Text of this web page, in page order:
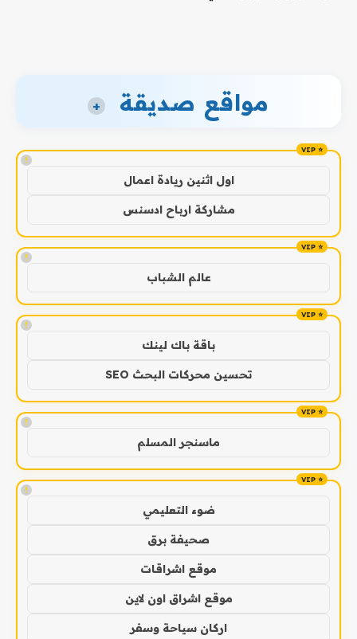
مواقع صديقة +
!
اول اثنين ريادة اعمال
مشاركة ارباح ادسنس
!
عالم الشباب
!
باقة باك لينك
تحسين محركات البحث SEO
!
ماسنجر المسلم
!
ضوء التعليمي
صحيفة برق
موقع اشراقات
موقع اشراق اون لاين
اركان سياحة وسفر